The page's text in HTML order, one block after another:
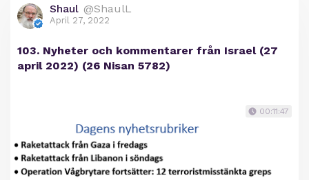
Shaul @ShaulL
April 27, 2022
103. Nyheter och kommentarer från Israel (27
april 2022) (26 Nisan 5782)
00:11:47